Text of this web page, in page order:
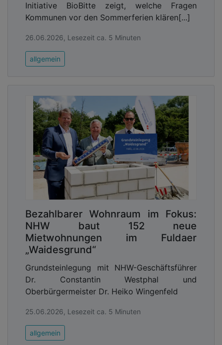
Initiative BioBitte zeigt, welche Fragen
Kommunen vor den Sommerferien klären[...]
26.06.2026, Lesezeit ca. 5 Minuten
allgemein
Bezahlbarer Wohnraum im Fokus:
NHW baut 152 neue
Mietwohnungen im Fuldaer
„Waidesgrund“
Grundsteinlegung mit NHW-Geschäftsführer
Dr. Constantin Westphal und
Oberbürgermeister Dr. Heiko Wingenfeld
25.06.2026, Lesezeit ca. 5 Minuten
allgemein